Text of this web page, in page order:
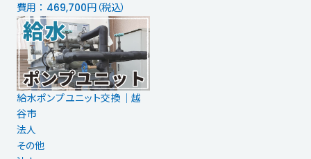
費用 ： 469,700円（税込）
給水ポンプユニット交換｜越
谷市
法人
その他